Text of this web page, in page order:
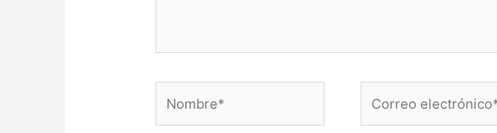
electrónico*